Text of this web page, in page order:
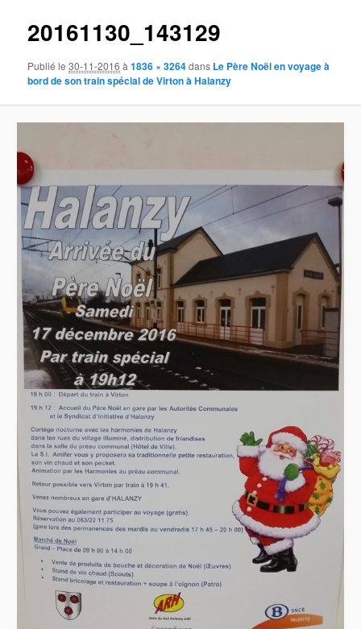
20161130_143129
Publié le30-11-2016 à1836 × 3264dans Le Père Noël en voyage à
bord de son train spécial de Virton à Halanzy